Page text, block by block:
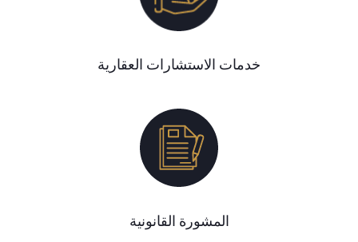
خدمات الاستشارات العقارية
المشورة القانونية